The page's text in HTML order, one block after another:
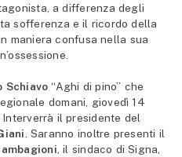
a differenza degli
sofferenza e il ricordo della
maniera confusa nella sua
Schiavo “Aghi di pino” che
domani, giovedì 14
il presidente del
. Saranno inoltre presenti il
, il sindaco di Signa,